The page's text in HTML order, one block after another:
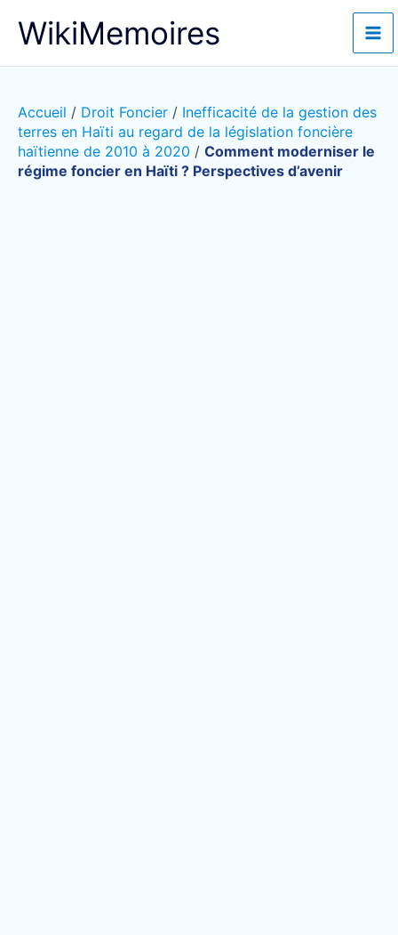
WikiMemoires
Accueil / Droit Foncier / Inefficacité de la gestion des
terres en Haïti au regard de la législation foncière
haïtienne de 2010 à 2020 / Comment moderniser le
régime foncier en Haïti ? Perspectives d’avenir